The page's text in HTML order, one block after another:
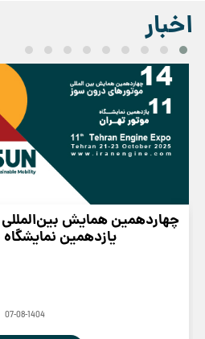
اخبار
چهاردهمین همایش
یازدهمین نمایشگاه
07-08-1404